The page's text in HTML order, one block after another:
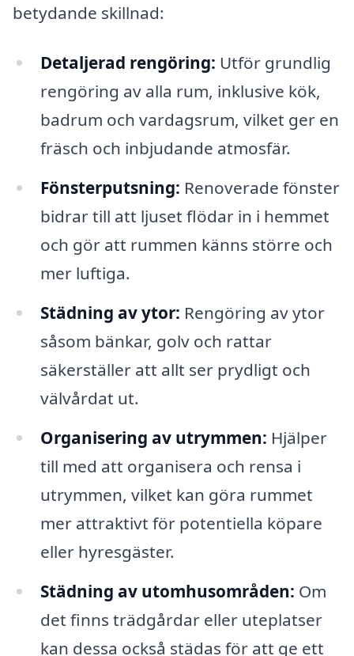
betydande skillnad:
Detaljerad rengöring: Utför grundlig
rengöring av alla rum, inklusive kök,
badrum och vardagsrum, vilket ger en
fräsch och inbjudande atmosfär.
Fönsterputsning: Renoverade fönster
bidrar till att ljuset flödar in i hemmet
och gör att rummen känns större och
mer luftiga.
Städning av ytor: Rengöring av ytor
såsom bänkar, golv och rattar
säkerställer att allt ser prydligt och
välvårdat ut.
Organisering av utrymmen: Hjälper
till med att organisera och rensa i
utrymmen, vilket kan göra rummet
mer attraktivt för potentiella köpare
eller hyresgäster.
Städning av utomhusområden: Om
det finns trädgårdar eller uteplatser
kan dessa också städas för att ge ett